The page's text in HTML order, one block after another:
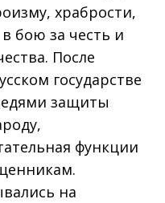
храбрости,
бою за честь и
После
государстве
защиты
функции
на